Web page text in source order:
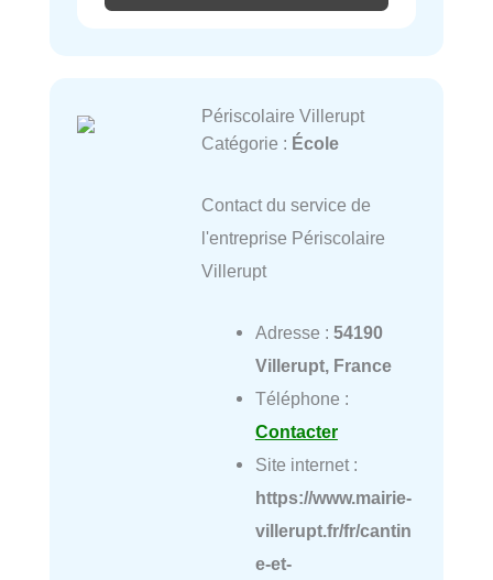
Périscolaire Villerupt
Catégorie : École
Contact du service de
l'entreprise Périscolaire
Villerupt
Adresse : 54190
Villerupt, France
Téléphone :
Contacter
Site internet :
https://www.mairie-
villerupt.fr/fr/cantin
e-et-